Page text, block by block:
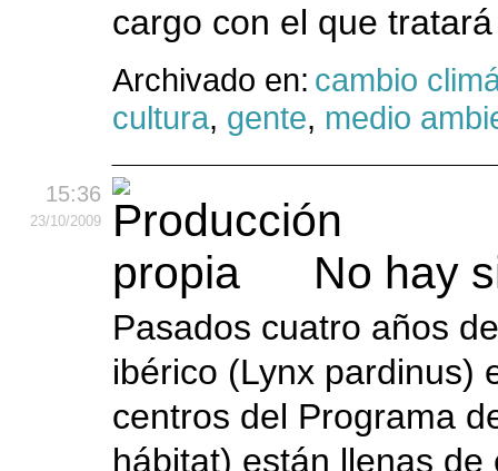
cargo con el que
Archivado en: cambio
cultura, gente, medio
15:36
23/10/2009
No hay
Pasados cuatro años
ibérico (Lynx pardinus)
centros del Programa
hábitat) están llenas